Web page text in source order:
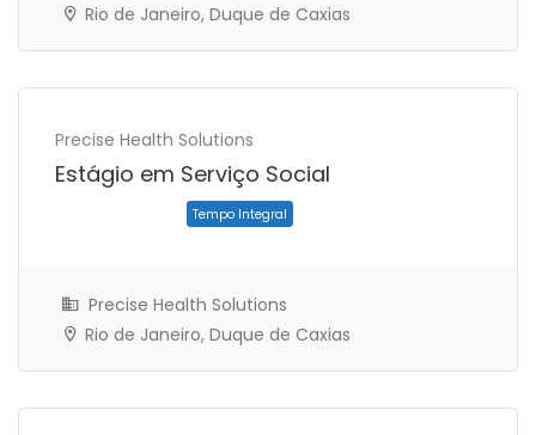
Trabalho Remoto
Tempo Integral
Rio de Janeiro, Duque de Caxias
Precise Health Solutions
Estágio em Serviço Social
Precise Health Solutions
Rio de Janeiro, Duque de Caxias